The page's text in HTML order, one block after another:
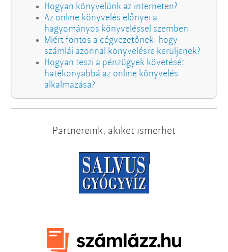
Hogyan könyvelünk az interneten?
Az online könyvelés előnyei a
hagyományos könyveléssel szemben
Miért fontos a cégvezetőnek, hogy
számlái azonnal könyvelésre kerüljenek?
Hogyan teszi a pénzügyek követését
hatékonyabbá az online könyvelés
alkalmazása?
Partnereink, akiket ismerhet